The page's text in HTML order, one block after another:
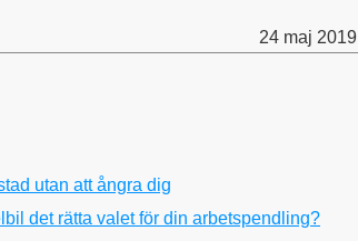
24 maj 2019
utan att ångra dig
det rätta valet för din arbetspendling?